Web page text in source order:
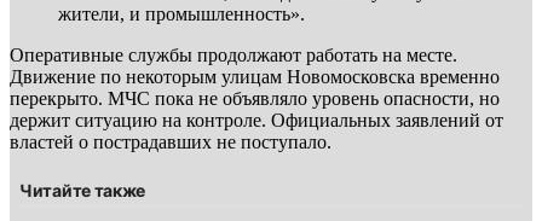
жители, и промышленность».
Оперативные службы продолжают работать на месте.
Движение по некоторым улицам Новомосковска временно
перекрыто. МЧС пока не объявляло уровень опасности, но
держит ситуацию на контроле. Официальных заявлений от
властей о пострадавших не поступало.
Читайте также